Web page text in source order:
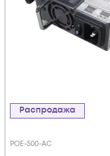
Распродажа
POE-500-AC